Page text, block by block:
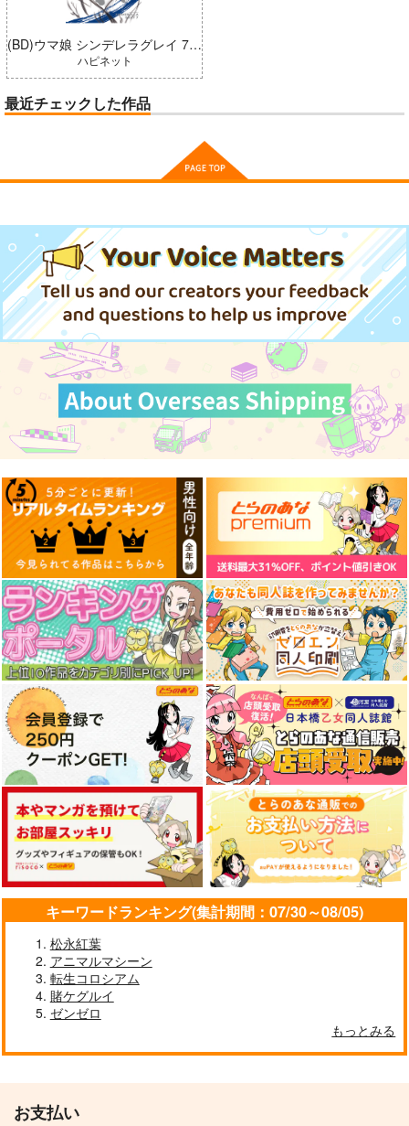
(BD)ウマ娘 シンデレラグレイ 7 豪華版 (とらのあな限定版)
ハピネット
最近チェックした作品
キーワードランキング(集計期間：07/30～08/05)
松永紅葉
アニマルマシーン
転生コロシアム
賭ケグルイ
ゼンゼロ
もっとみる
お支払い